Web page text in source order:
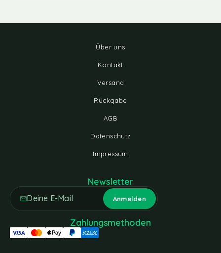
Über uns
Kontakt
Versand
Rückgabe
AGB
Datenschutz
Impressum
Newsletter
Zahlungsmethoden